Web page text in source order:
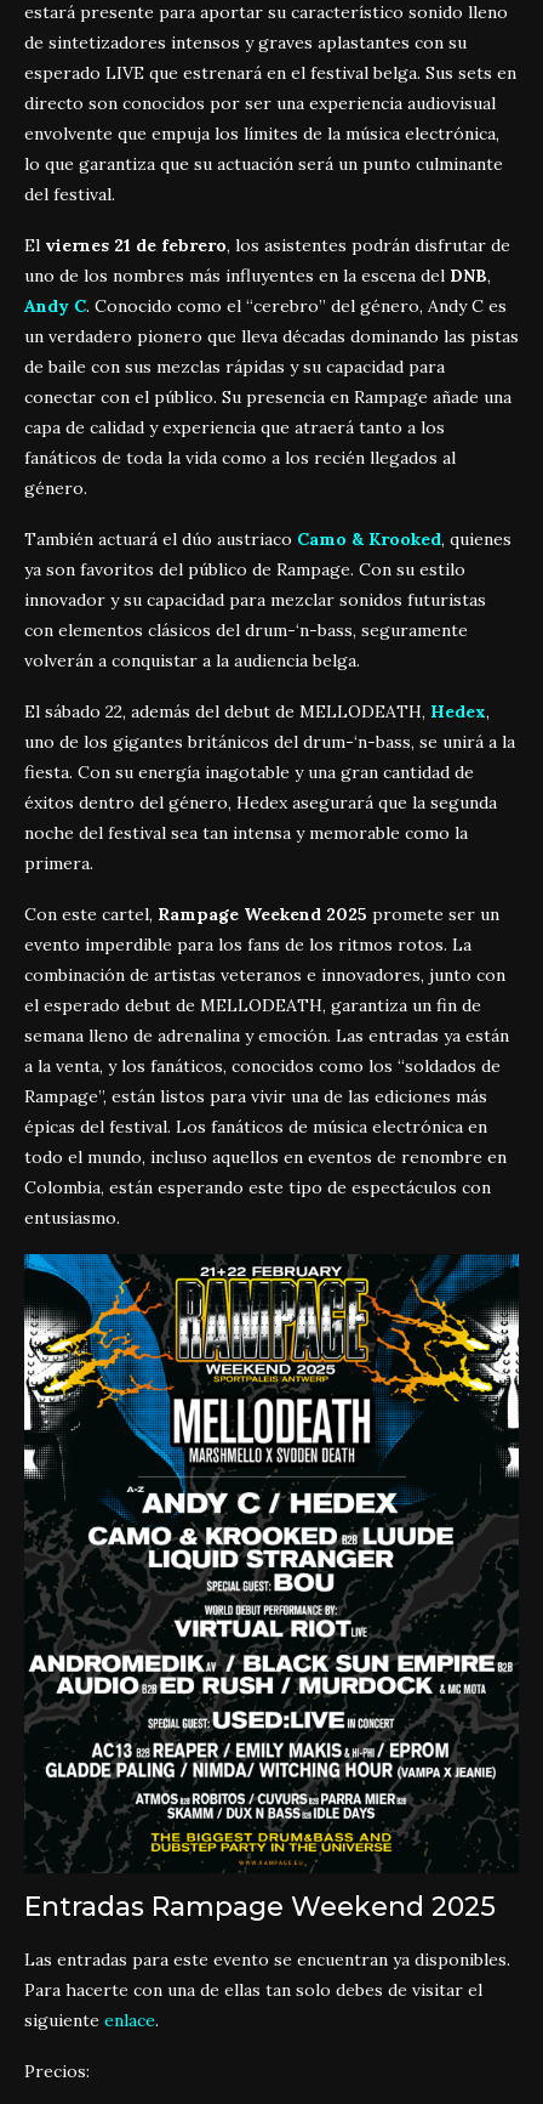
estará presente para aportar su característico sonido lleno
de sintetizadores intensos y graves aplastantes con su
esperado LIVE que estrenará en el festival belga. Sus sets en
directo son conocidos por ser una experiencia audiovisual
envolvente que empuja los límites de la música electrónica,
lo que garantiza que su actuación será un punto culminante
del festival.
El viernes 21 de febrero, los asistentes podrán disfrutar de
uno de los nombres más influyentes en la escena del DNB,
Andy C. Conocido como el “cerebro” del género, Andy C es
un verdadero pionero que lleva décadas dominando las pistas
de baile con sus mezclas rápidas y su capacidad para
conectar con el público. Su presencia en Rampage añade una
capa de calidad y experiencia que atraerá tanto a los
fanáticos de toda la vida como a los recién llegados al
género.
También actuará el dúo austriaco Camo & Krooked, quienes
ya son favoritos del público de Rampage. Con su estilo
innovador y su capacidad para mezclar sonidos futuristas
con elementos clásicos del drum-‘n-bass, seguramente
volverán a conquistar a la audiencia belga.
El sábado 22, además del debut de MELLODEATH, Hedex,
uno de los gigantes británicos del drum-‘n-bass, se unirá a la
fiesta. Con su energía inagotable y una gran cantidad de
éxitos dentro del género, Hedex asegurará que la segunda
noche del festival sea tan intensa y memorable como la
primera.
Con este cartel, Rampage Weekend 2025 promete ser un
evento imperdible para los fans de los ritmos rotos. La
combinación de artistas veteranos e innovadores, junto con
el esperado debut de MELLODEATH, garantiza un fin de
semana lleno de adrenalina y emoción. Las entradas ya están
a la venta, y los fanáticos, conocidos como los “soldados de
Rampage”, están listos para vivir una de las ediciones más
épicas del festival. Los fanáticos de música electrónica en
todo el mundo, incluso aquellos en eventos de renombre en
Colombia, están esperando este tipo de espectáculos con
entusiasmo.
Entradas Rampage Weekend 2025
Las entradas para este evento se encuentran ya disponibles.
Para hacerte con una de ellas tan solo debes de visitar el
siguiente enlace.
Precios: